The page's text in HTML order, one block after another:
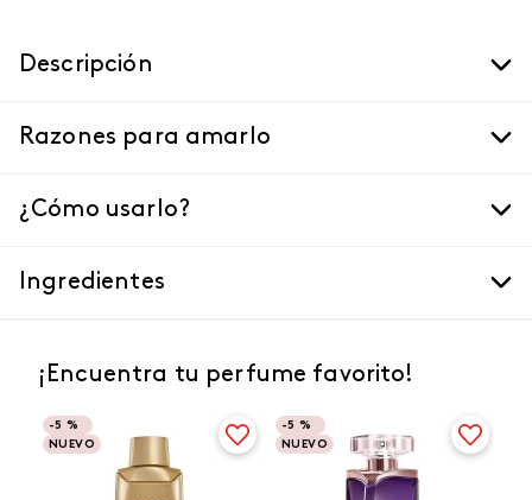
Descripción
Razones para amarlo
¿Cómo usarlo?
Ingredientes
¡Encuentra tu perfume favorito!
-5 %
NUEVO
-5 %
NUEVO